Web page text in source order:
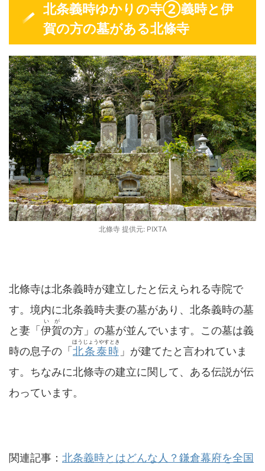
北条義時ゆかりの寺②義時と伊
賀の方の墓がある北條寺
北條寺 提供元: PIXTA
北條寺は北条義時が建立したと伝えられる寺院で
す。境内に北条義時夫妻の墓があり、北条義時の墓
と妻「伊賀
いが
の方」の墓が並んでいます。この墓は義
時の息子の「北条泰時
ほうじょうやすとき
」が建てたと言われていま
す。ちなみに北條寺の建立に関して、ある伝説が伝
わっています。
関連記事： 北条義時とはどんな人？鎌倉幕府を全国